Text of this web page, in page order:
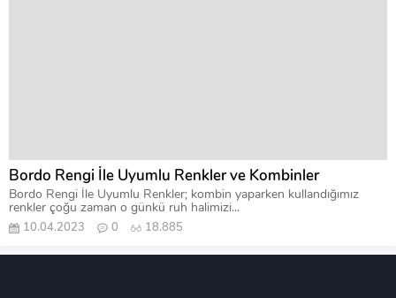
Bordo Rengi İle Uyumlu Renkler ve Kombinler
Bordo Rengi İle Uyumlu Renkler; kombin yaparken kullandığımız
renkler çoğu zaman o günkü ruh halimizi...
10.04.2023 0 18.885